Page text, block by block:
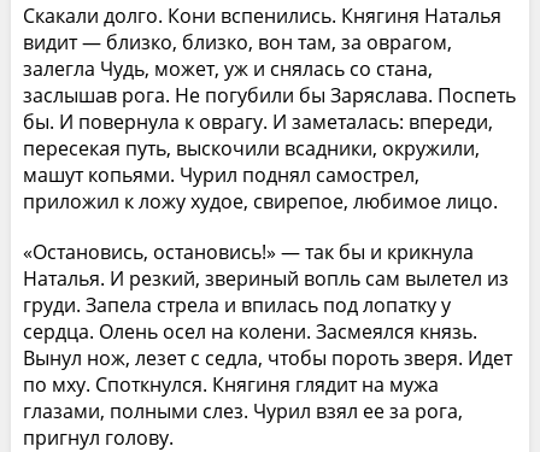
Скакали долго. Кони вспенились. Княгиня Наталья
видит — близко, близко, вон там, за оврагом,
залегла Чудь, может, уж и снялась со стана,
заслышав рога. Не погубили бы Заряслава. Поспеть
бы. И повернула к оврагу. И заметалась: впереди,
пересекая путь, выскочили всадники, окружили,
машут копьями. Чурил поднял самострел,
приложил к ложу худое, свирепое, любимое лицо.
«Остановись, остановись!» — так бы и крикнула
Наталья. И резкий, звериный вопль сам вылетел из
груди. Запела стрела и впилась под лопатку у
сердца. Олень осел на колени. Засмеялся князь.
Вынул нож, лезет с седла, чтобы пороть зверя. Идет
по мху. Споткнулся. Княгиня глядит на мужа
глазами, полными слез. Чурил взял ее за рога,
пригнул голову.